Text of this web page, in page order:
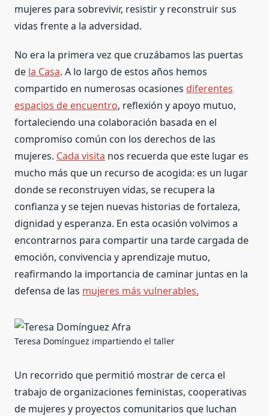
mujeres para sobrevivir, resistir y reconstruir sus
vidas frente a la adversidad.
No era la primera vez que cruzábamos las puertas
de la Casa. A lo largo de estos años hemos
compartido en numerosas ocasiones diferentes
espacios de encuentro, reflexión y apoyo mutuo,
fortaleciendo una colaboración basada en el
compromiso común con los derechos de las
mujeres. Cada visita nos recuerda que este lugar es
mucho más que un recurso de acogida: es un lugar
donde se reconstruyen vidas, se recupera la
confianza y se tejen nuevas historias de fortaleza,
dignidad y esperanza. En esta ocasión volvimos a
encontrarnos para compartir una tarde cargada de
emoción, convivencia y aprendizaje mutuo,
reafirmando la importancia de caminar juntas en la
defensa de las mujeres más vulnerables.
Teresa Domínguez impartiendo el taller
Un recorrido que permitió mostrar de cerca el
trabajo de organizaciones feministas, cooperativas
de mujeres y proyectos comunitarios que luchan